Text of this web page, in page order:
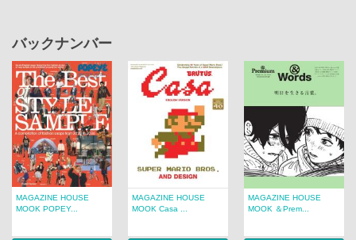
バックナンバー
MAGAZINE HOUSE
MOOK POPEY...
MAGAZINE HOUSE
MOOK Casa ...
MAGAZINE HOUSE
MOOK ＆Prem...